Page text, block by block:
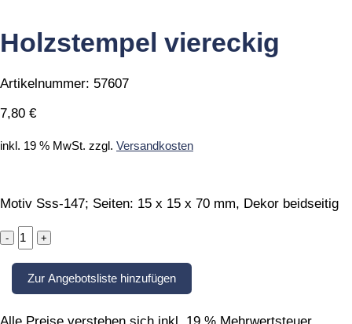
Holzstempel viereckig
Artikelnummer: 57607
7,80 €
inkl. 19 % MwSt. zzgl. Versandkosten
Motiv Sss-147; Seiten: 15 x 15 x 70 mm, Dekor beidseitig
Holzstempel
viereckig
quantity
Zur Angebotsliste hinzufügen
Alle Preise verstehen sich inkl. 19 % Mehrwertsteuer,